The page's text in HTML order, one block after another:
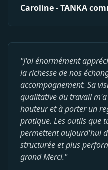
Caroline - TANKA
"J'ai énormément
la richesse de nos
accompagnement. Sa
qualitative du travail
hauteur et à porter un
pratique. Les outils que
permettent aujourd'hui
structurée et plus
grand Merci."